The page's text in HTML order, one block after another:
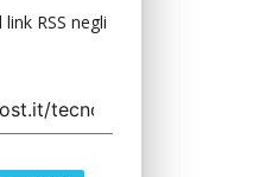
RSS negli